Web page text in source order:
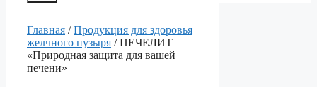
Главная /Продукция для здоровья
желчного пузыря / ПЕЧЕЛИТ —
«Природная защита для вашей
печени»